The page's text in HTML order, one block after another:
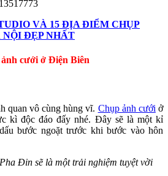
VÀ 15 ĐỊA ĐIỂM CHỤP
ĐẸP NHẤT
cưới ở Điện Biên
quan vô cùng hùng vĩ. Chụp ảnh cướiở
kì độc đáo đấy nhé. Đây sẽ là một kỉ
bước ngoặt trước khi bước vào hôn
Đin sẽ là một trải nghiệm tuyệt vời